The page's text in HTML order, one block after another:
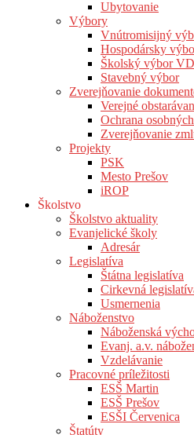
Ubytovanie
Výbory
Vnútromisijný
Hospodársky
Školský výbor VD
Stavebný výbor
Zverejňovanie
Verejné
Ochrana
Zverejňovanie
Projekty
PSK
Mesto Prešov
iROP
Školstvo
Školstvo aktuality
Evanjelické školy
Adresár
Legislatíva
Štátna legislatíva
Cirkevná
Usmernenia
Náboženstvo
Náboženská
Evanj. a.v.
Vzdelávanie
Pracovné príležitosti
ESŠ Martin
ESŠ Prešov
ESŠI Červenica
Štatúty